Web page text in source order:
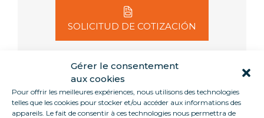
Gérer le consentement
aux cookies
Pour offrir les meilleures expériences, nous utilisons des technologies
telles que les cookies pour stocker et/ou accéder aux informations des
appareils. Le fait de consentir à ces technologies nous permettra de
SOLICITUD DE COTIZACIÓN
Informations